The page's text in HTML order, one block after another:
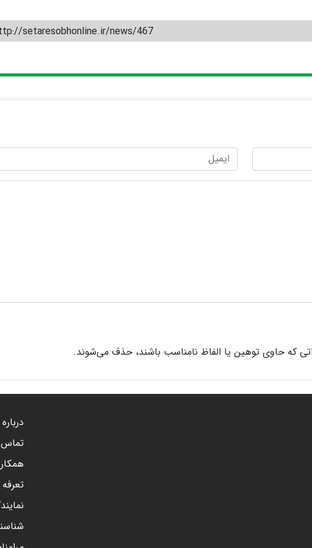
setaresobhonline.ir/news/467
که حاوی توهین یا الفاظ نامناسب باشند، حذف می‌شوند.
تماس